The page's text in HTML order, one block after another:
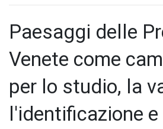
Paesaggi delle
Venete come
per lo studio, la
l'identificazione e